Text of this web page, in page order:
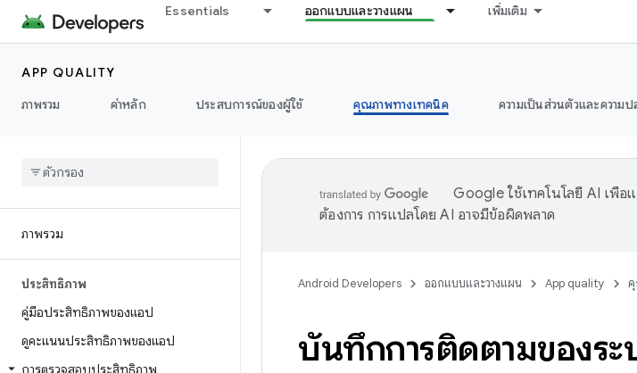
Essentials ออกแบบและวางแผน เพิ่มเติม
APP QUALITY
ภาพรวม
ค่าหลัก ประสบการณ์ของผู้ใช้ คุณภาพทางเทคนิค ความเป็นส่วนตัวและความ
ภาพรวม
ประสิทธิภาพ
คู่มือประสิทธิภาพของแอป
ดูคะแนนประสิทธิภาพของแอป
การตรวจสอบประสิทธิภาพ
Google ใช้เทคโนโลยี AI เพื่
ต้องการ การแปลโดย AI อาจมีข้อผิดพลาด
Android Developers ออกแบบและวางแผน App quality
บันทึกการติดตามของร